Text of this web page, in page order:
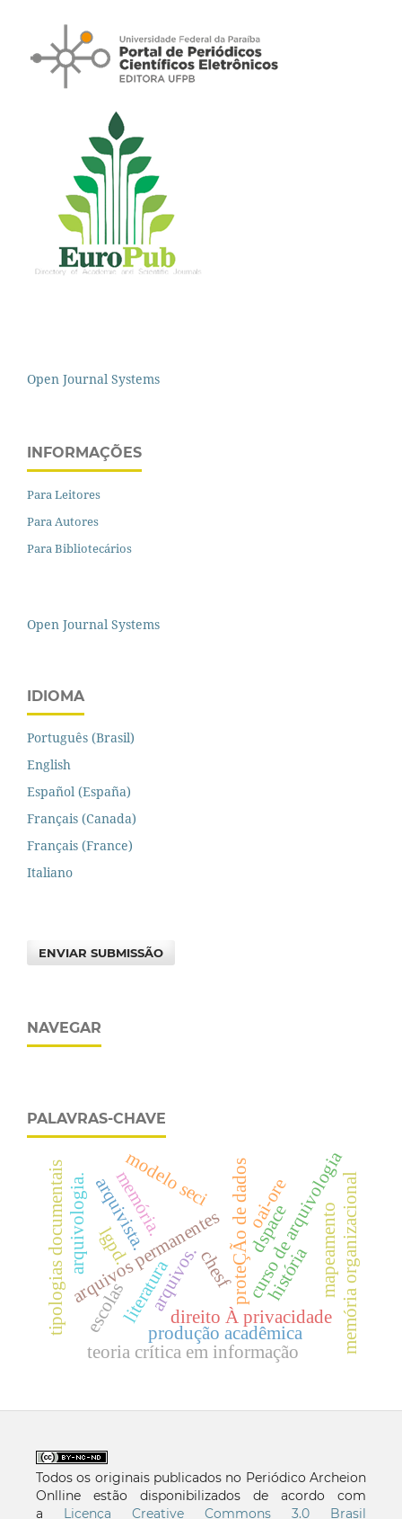
Open Journal Systems
INFORMAÇÕES
Para Leitores
Para Autores
Para Bibliotecários
Open Journal Systems
IDIOMA
Português (Brasil)
English
Español (España)
Français (Canada)
Français (France)
Italiano
ENVIAR SUBMISSÃO
NAVEGAR
PALAVRAS-CHAVE
curso de arquivologia
arquivos permanentesproteÇÃo de dados
direito À privacidade
lgpd. memória organizacional
produção acadêmica
mapeamento
literatura
arquivista.
arquivologia.
teoria crítica em informação
memória.
escolas
modelo seci
tipologias documentais arquivos.chesf história
dspace
oai-ore
Todos os originais publicados no Periódico Archeion
Onlline estão disponibilizados de acordo com
a Licença Creative Commons 3.0 Brasil